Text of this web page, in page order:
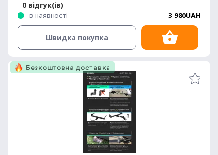
0 відгук(ів)
в наявності
3 980UAH
Швидка покупка
Безкоштовна доставка